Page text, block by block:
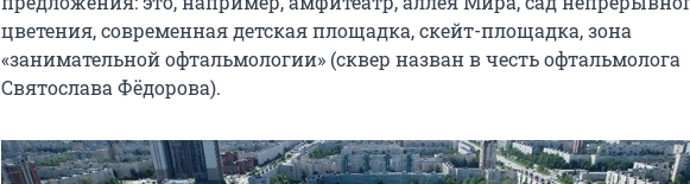
цветения, современная детская площадка, скейт-площадка, зона
«занимательной офтальмологии» (сквер назван в честь офтальмолога
Святослава Фёдорова).